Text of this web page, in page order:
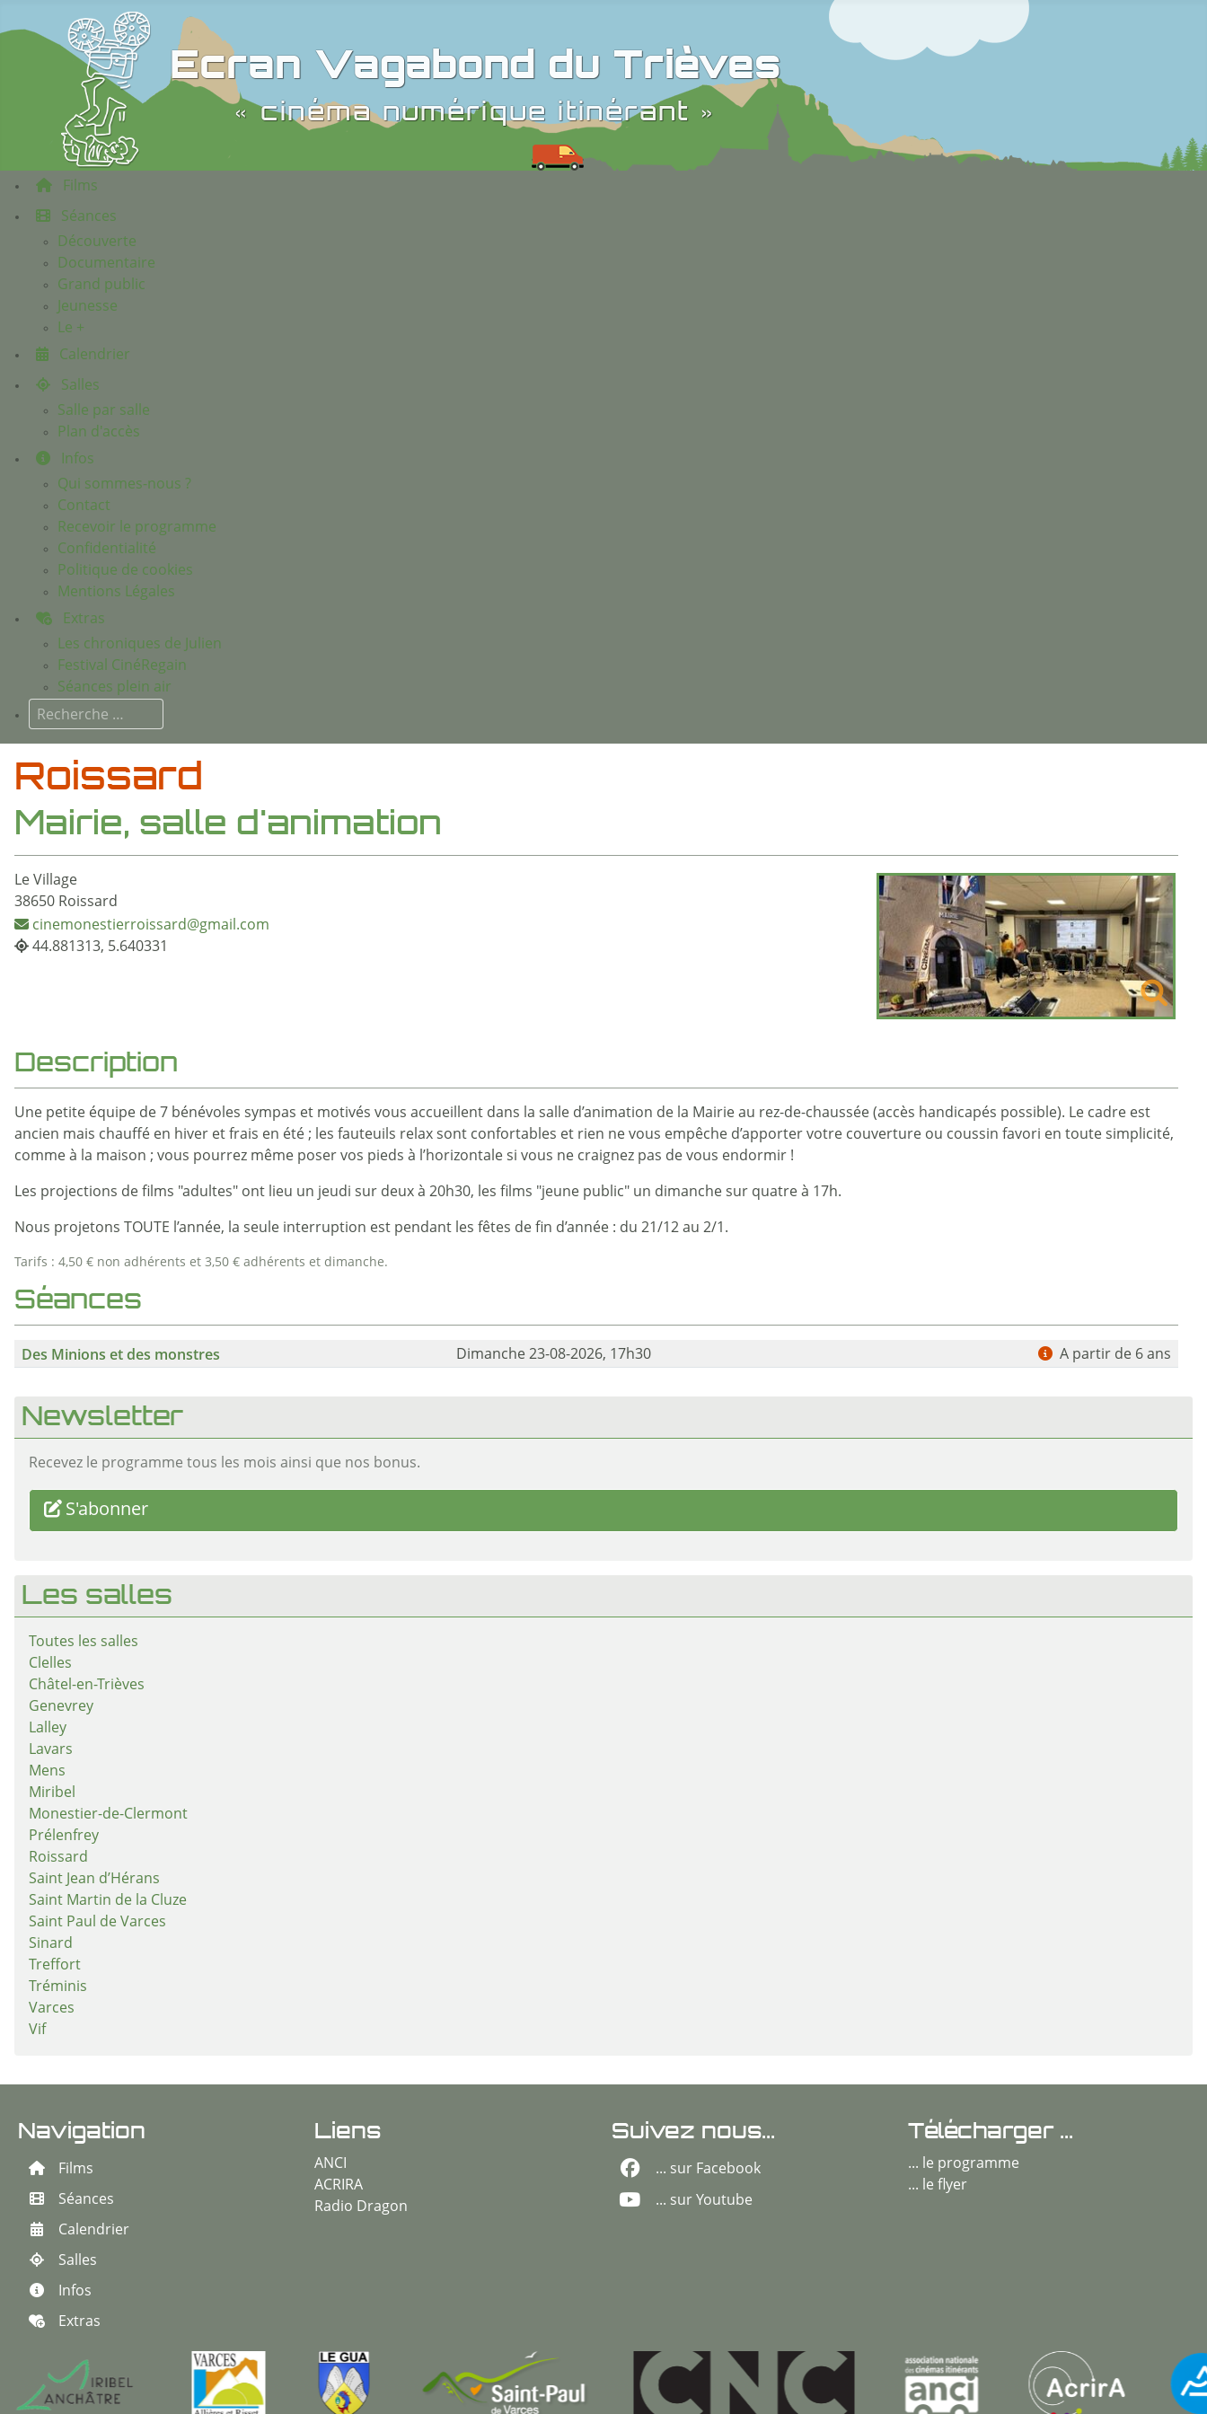
Ecran Vagabond du Trièves
« cinéma numérique itinérant »
Films
Séances
Découverte
Documentaire
Grand public
Jeunesse
Le +
Calendrier
Salles
Salle par salle
Plan d'accès
Infos
Qui sommes-nous ?
Contact
Recevoir le programme
Confidentialité
Politique de cookies
Mentions Légales
Extras
Les chroniques de Julien
Festival CinéRegain
Séances plein air
Rechercher
Roissard
Mairie, salle d'animation
Le Village
38650 Roissard
cinemonestierroissard@gmail.com
44.881313, 5.640331
Description
Une petite équipe de 7 bénévoles sympas et motivés vous accueillent dans la salle d’animation de la Mairie au rez-de-chaussée (accès handicapés possible). Le cadre est
ancien mais chauffé en hiver et frais en été ; les fauteuils relax sont confortables et rien ne vous empêche d’apporter votre couverture ou coussin favori en toute simplicité,
comme à la maison ; vous pourrez même poser vos pieds à l’horizontale si vous ne craignez pas de vous endormir !
Les projections de films "adultes" ont lieu un jeudi sur deux à 20h30, les films "jeune public" un dimanche sur quatre à 17h.
Nous projetons TOUTE l’année, la seule interruption est pendant les fêtes de fin d’année : du 21/12 au 2/1.
Tarifs : 4,50 € non adhérents et 3,50 € adhérents et dimanche.
Séances
Des Minions et des monstres Dimanche 23-08-2026, 17h30 A partir de 6 ans
Newsletter
Recevez le programme tous les mois ainsi que nos bonus.
S'abonner
Les salles
Toutes les salles
Clelles
Châtel-en-Trièves
Genevrey
Lalley
Lavars
Mens
Miribel
Monestier-de-Clermont
Prélenfrey
Roissard
Saint Jean d’Hérans
Saint Martin de la Cluze
Saint Paul de Varces
Sinard
Treffort
Tréminis
Varces
Vif
Navigation
Films
Séances
Calendrier
Salles
Infos
Extras
Liens
ANCI
ACRIRA
Radio Dragon
Suivez nous...
... sur Facebook
... sur Youtube
Télécharger ...
... le programme
... le flyer